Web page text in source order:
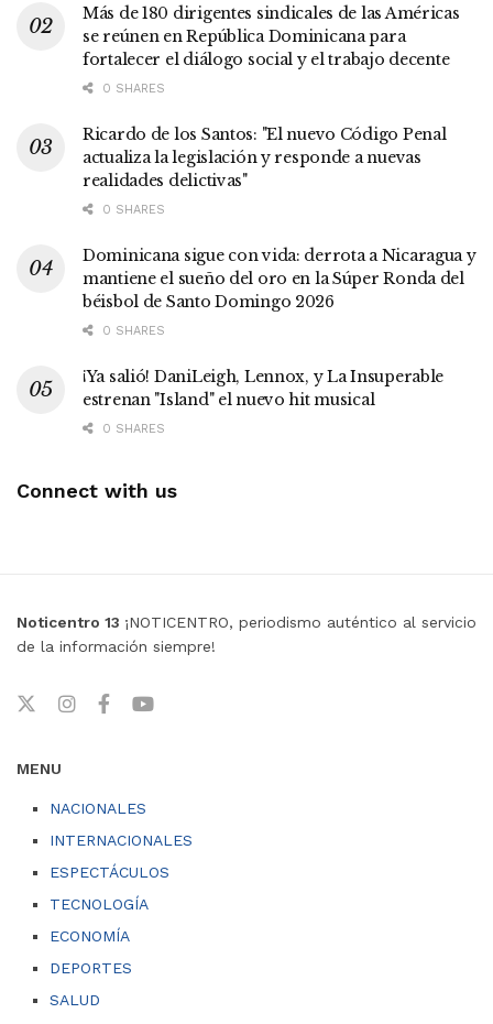
Más de 180 dirigentes sindicales de las Américas
se reúnen en República Dominicana para
fortalecer el diálogo social y el trabajo decente
0 SHARES
Ricardo de los Santos: "El nuevo Código Penal
actualiza la legislación y responde a nuevas
realidades delictivas"
0 SHARES
Dominicana sigue con vida: derrota a Nicaragua y
mantiene el sueño del oro en la Súper Ronda del
béisbol de Santo Domingo 2026
0 SHARES
¡Ya salió! DaniLeigh, Lennox, y La Insuperable
estrenan "Island" el nuevo hit musical
0 SHARES
Connect with us
Noticentro 13 ¡NOTICENTRO, periodismo auténtico al servicio
de la información siempre!
MENU
NACIONALES
INTERNACIONALES
ESPECTÁCULOS
TECNOLOGÍA
ECONOMÍA
DEPORTES
SALUD